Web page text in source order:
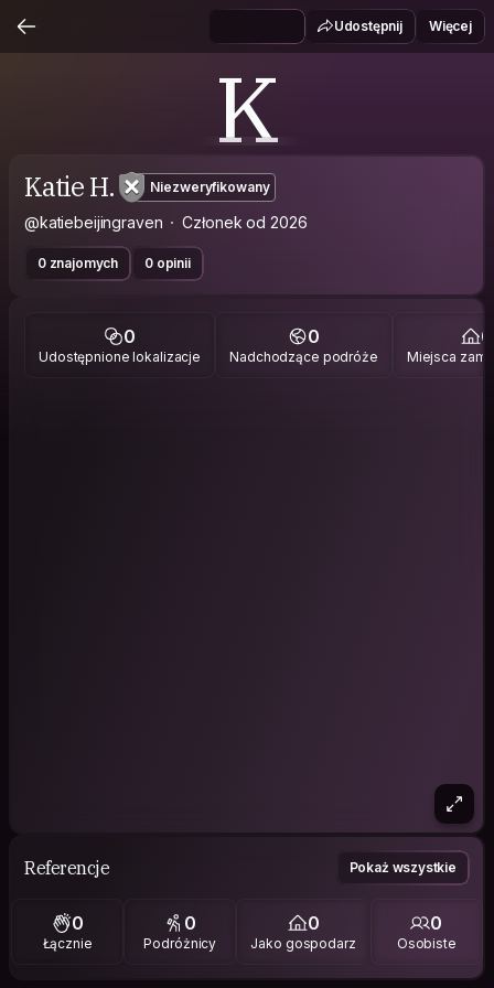
Udostępnij Więcej
K
Katie H. Niezweryfikowany
@katiebeijingraven Członek od 2026
0 znajomych 0 opinii
0
Udostępnione lokalizacje
0
Nadchodzące podróże
0
Miejsca
Referencje Pokaż wszystkie
0
Łącznie
0
Podróżnicy
0
Jako gospodarz
0
Osobiste